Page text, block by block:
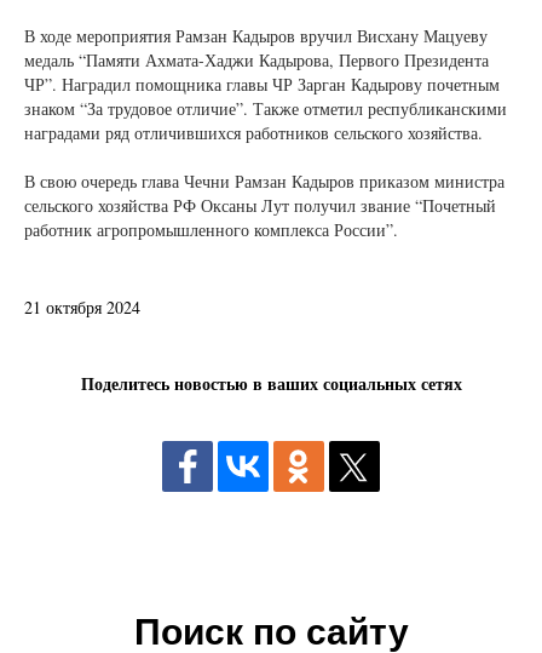
В ходе мероприятия Рамзан Кадыров вручил Висхану Мацуеву
медаль “Памяти Ахмата-Хаджи Кадырова, Первого Президента
ЧР”. Наградил помощника главы ЧР Зарган Кадырову почетным
знаком “За трудовое отличие”. Также отметил республиканскими
наградами ряд отличившихся работников сельского хозяйства.
В свою очередь глава Чечни Рамзан Кадыров приказом министра
сельского хозяйства РФ Оксаны Лут получил звание “Почетный
работник агропромышленного комплекса России”.
21 октября 2024
Поделитесь новостью в ваших социальных сетях
Поиск по сайту